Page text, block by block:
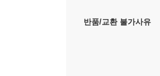
반품/교환 불가사유